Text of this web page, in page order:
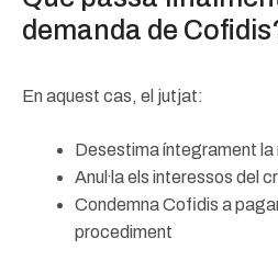
demanda de
En aquest cas, el jutjat:
Desestima íntegrament
Anul·la els interessos del
Condemna Cofidis a
procediment